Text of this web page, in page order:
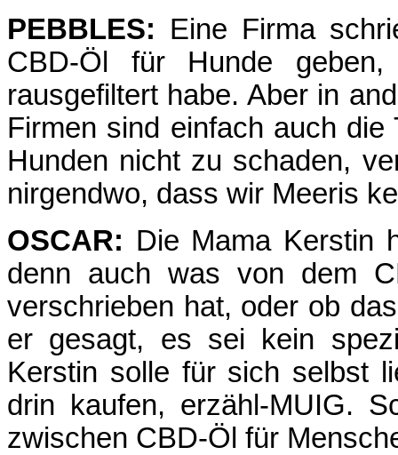
PEBBLES: Eine Firma
CBD-Öl für Hunde
rausgefiltert habe. Aber in
Firmen sind einfach auch
Hunden nicht zu schaden,
nirgendwo, dass wir Meeris
OSCAR: Die Mama Kerstin
denn auch was von dem
verschrieben hat, oder ob
er gesagt, es sei kein
Kerstin solle für sich selbst
drin kaufen, erzähl-MUIG.
zwischen CBD-Öl für